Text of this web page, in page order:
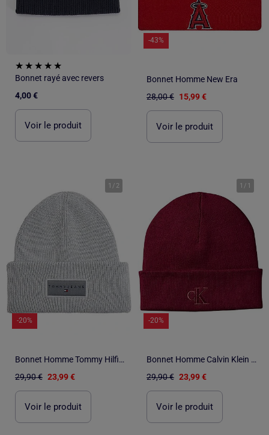
Bonnet rayé avec revers
4,00 €
Voir le produit
-43%
Bonnet Homme New Era
28,00 € 15,99 €
Voir le produit
1 / 2
-20%
Bonnet Homme Tommy Hilfiger
29,90 € 23,99 €
Voir le produit
1 / 1
-20%
Bonnet Homme Calvin Klein Jeans
29,90 € 23,99 €
Voir le produit